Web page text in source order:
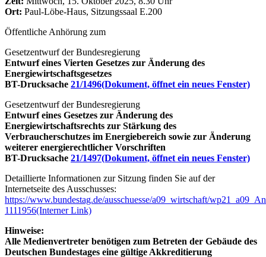
Ort: Paul-Löbe-Haus, Sitzungssaal E.200
Öffentliche Anhörung zum
Gesetzentwurf der Bundesregierung
Entwurf eines Vierten Gesetzes zur Änderung des
Energiewirtschaftsgesetzes
BT-Drucksache 21/1496(Dokument, öffnet ein neues Fenster)
Gesetzentwurf der Bundesregierung
Entwurf eines Gesetzes zur Änderung des
Energiewirtschaftsrechts zur Stärkung des
Verbraucherschutzes im Energiebereich sowie zur Änderung
weiterer energierechtlicher Vorschriften
BT-Drucksache 21/1497(Dokument, öffnet ein neues Fenster)
Detaillierte Informationen zur Sitzung finden Sie auf der
Internetseite des Ausschusses:
https://www.bundestag.de/ausschuesse/a09_wirtschaft/
1111956(Interner Link)
Hinweise:
Alle Medienvertreter benötigen zum Betreten der Gebäude des
Deutschen Bundestages eine gültige Akkreditierung